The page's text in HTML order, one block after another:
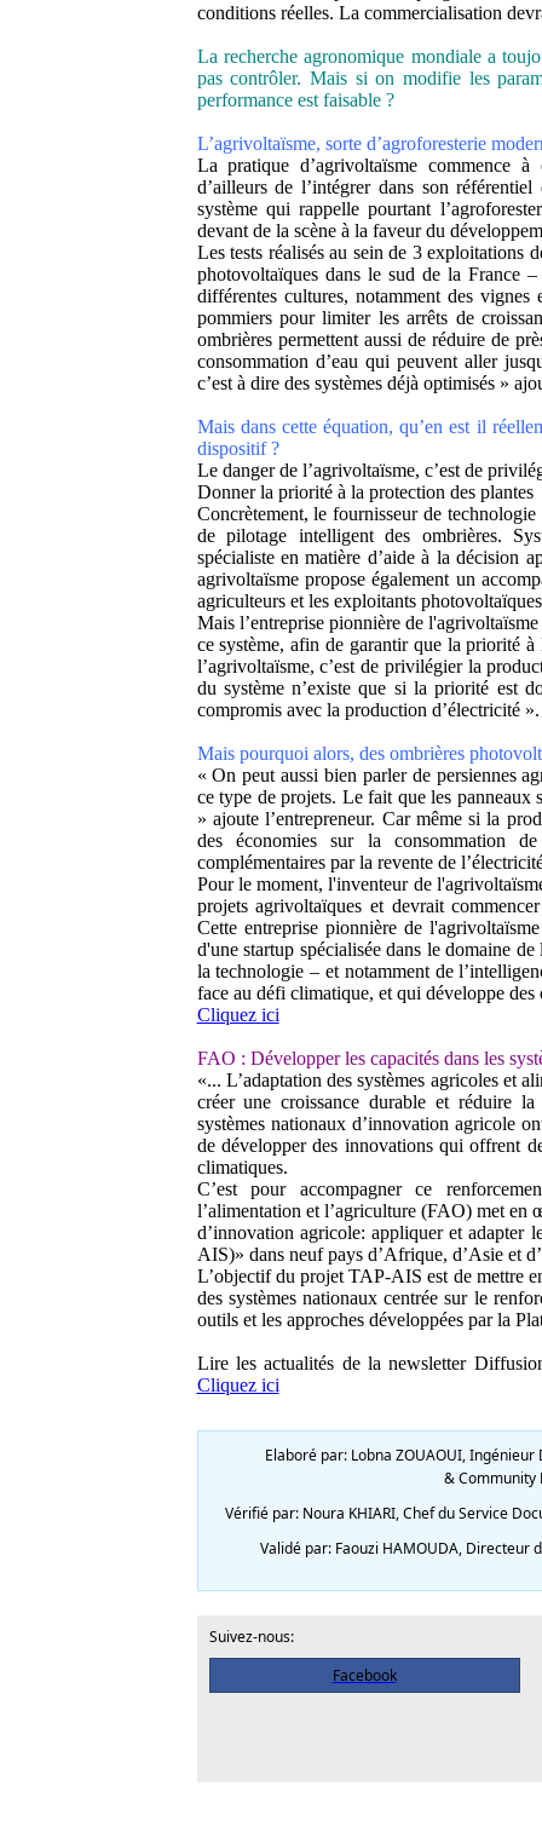
conditions réelles. La commercialisation
La recherche agronomique mondiale a
pas contrôler. Mais si on modifie les
performance est faisable ?
L’agrivoltaïsme, sorte d’agroforesterie
La pratique d’agrivoltaïsme commence
d’ailleurs de l’intégrer dans son
système qui rappelle pourtant
devant de la scène à la faveur du
Les tests réalisés au sein de 3 exploitations
photovoltaïques dans le sud de la France
différentes cultures, notamment des
pommiers pour limiter les arrêts de
ombrières permettent aussi de réduire de
consommation d’eau qui peuvent aller
c’est à dire des systèmes déjà optimisés »
Mais dans cette équation, qu’en est il
dispositif ?
Le danger de l’agrivoltaïsme, c’est de
Donner la priorité à la protection des plantes
Concrètement, le fournisseur de
de pilotage intelligent des ombrières.
spécialiste en matière d’aide à la décision
agrivoltaïsme propose également un
agriculteurs et les exploitants
Mais l’entreprise pionnière de
ce système, afin de garantir que la priorité
l’agrivoltaïsme, c’est de privilégier la
du système n’existe que si la priorité est
compromis avec la production d’électricité ».
Mais pourquoi alors, des ombrières
« On peut aussi bien parler de persiennes
ce type de projets. Le fait que les panneaux
» ajoute l’entrepreneur. Car même si la
des économies sur la consommation
complémentaires par la revente de
Pour le moment, l'inventeur de
projets agrivoltaïques et devrait
Cette entreprise pionnière de
d'une startup spécialisée dans le domaine
la technologie – et notamment de
face au défi climatique, et qui développe
Cliquez ici
FAO : Développer les capacités dans les
«... L’adaptation des systèmes agricoles et
créer une croissance durable et réduire
systèmes nationaux d’innovation agricole
de développer des innovations qui offrent
climatiques.
C’est pour accompagner ce
l’alimentation et l’agriculture (FAO) met en
d’innovation agricole: appliquer et adapter
AIS)» dans neuf pays d’Afrique, d’Asie et
L’objectif du projet TAP-AIS est de mettre
des systèmes nationaux centrée sur le
outils et les approches développées par la
Lire les actualités de la newsletter
Cliquez ici
Elaboré par: Lobna ZOUAOUI,
& Community
Vérifié par: Noura KHIARI, Chef du Service
Validé par: Faouzi HAMOUDA,
Suivez-nous:
Facebook